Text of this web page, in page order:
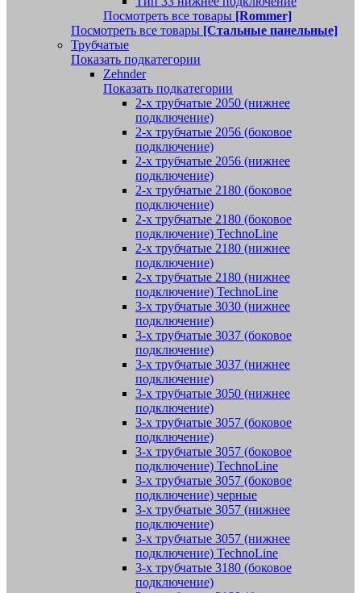
Посмотреть все товары [Rommer]
Посмотреть все товары [Стальные панельные]
Трубчатые
Показать подкатегории
Zehnder
Показать подкатегории
2-х трубчатые 2050 (нижнее
подключение)
2-х трубчатые 2056 (боковое
подключение)
2-х трубчатые 2056 (нижнее
подключение)
2-х трубчатые 2180 (боковое
подключение)
2-х трубчатые 2180 (боковое
подключение) TechnoLine
2-х трубчатые 2180 (нижнее
подключение)
2-х трубчатые 2180 (нижнее
подключение) TechnoLine
3-х трубчатые 3030 (нижнее
подключение)
3-х трубчатые 3037 (боковое
подключение)
3-х трубчатые 3037 (нижнее
подключение)
3-х трубчатые 3050 (нижнее
подключение)
3-х трубчатые 3057 (боковое
подключение)
3-х трубчатые 3057 (боковое
подключение) TechnoLine
3-х трубчатые 3057 (боковое
подключение) черные
3-х трубчатые 3057 (нижнее
подключение)
3-х трубчатые 3057 (нижнее
подключение) TechnoLine
3-х трубчатые 3180 (боковое
подключение)